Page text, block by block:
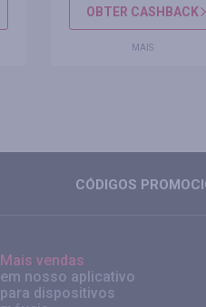
OBTER CASHBACK
MAIS
CÓDIGOS
Mais vendas
em nosso aplicativo
para dispositivos